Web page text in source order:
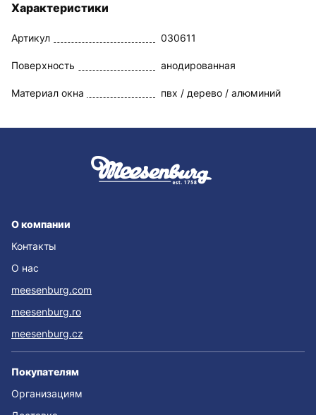
Характеристики
Артикул 030611
Поверхность анодированная
Материал окна пвх / дерево / алюминий
О компании
Контакты
О нас
meesenburg.com
meesenburg.ro
meesenburg.cz
Покупателям
Организациям